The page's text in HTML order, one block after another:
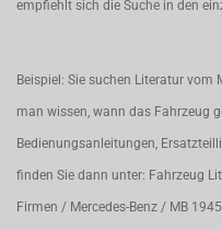
empfiehlt sich die Suche in den
Beispiel: Sie suchen Literatur vom
man wissen, wann das Fahrzeug
Bedienungsanleitungen,
finden Sie dann unter: Fahrzeug
Firmen / Mercedes-Benz / MB